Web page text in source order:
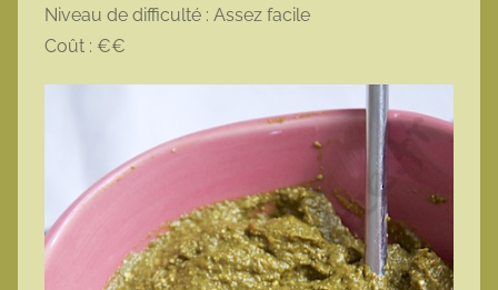
Niveau de difficulté : Assez facile
Coût : €€